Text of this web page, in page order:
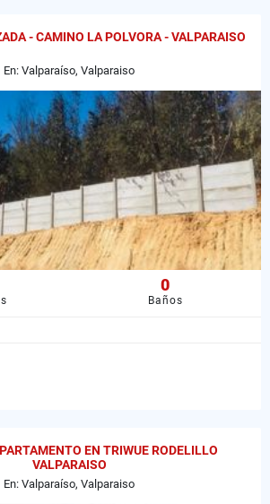
- CAMINO LA POLVORA - VALPARAISO
En: Valparaíso, Valparaiso
0
Baños
EN TRIWUE RODELILLO
VALPARAISO
En: Valparaíso, Valparaiso